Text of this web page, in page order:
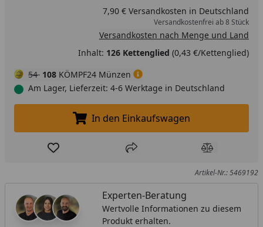
7,90 € Versandkosten in Deutschland
Versandkostenfrei ab 8 Stück
Versandkosten nach Menge und Land
Inhalt: 126 Kettenglied (0,43 €/Kettenglied)
54 108 KÖMPF24 Münzen
Am Lager, Lieferzeit: 4-6 Werktage in Deutschland
In den Einkaufswagen legen
In den Einkaufswagen
Produkt zur Wunschliste hinzufügen
Teilen Produkt
Artikel-Nr.: 5469192
Experten-Beratung
Wertvolle Informationen zu diesem
Produkt erhalten.